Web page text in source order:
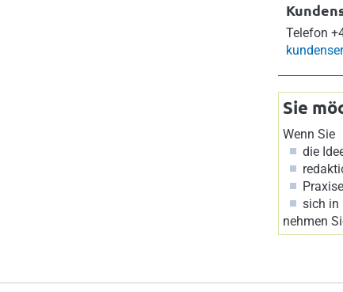
Telefon
Sie
Wenn Sie
die
sich in
nehmen